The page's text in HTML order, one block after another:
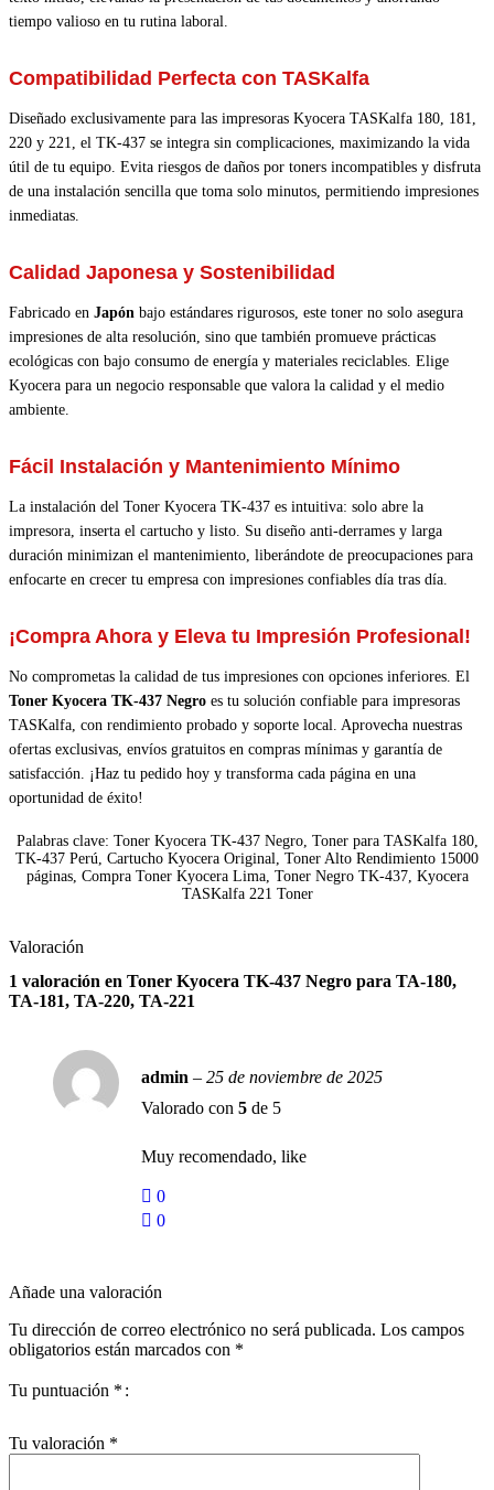
tiempo valioso en tu rutina laboral.
Compatibilidad Perfecta con TASKalfa
Diseñado exclusivamente para las impresoras Kyocera TASKalfa 180, 181,
220 y 221, el TK-437 se integra sin complicaciones, maximizando la vida
útil de tu equipo. Evita riesgos de daños por toners incompatibles y disfruta
de una instalación sencilla que toma solo minutos, permitiendo impresiones
inmediatas.
Calidad Japonesa y Sostenibilidad
Fabricado en Japón bajo estándares rigurosos, este toner no solo asegura
impresiones de alta resolución, sino que también promueve prácticas
ecológicas con bajo consumo de energía y materiales reciclables. Elige
Kyocera para un negocio responsable que valora la calidad y el medio
ambiente.
Fácil Instalación y Mantenimiento Mínimo
La instalación del Toner Kyocera TK-437 es intuitiva: solo abre la
impresora, inserta el cartucho y listo. Su diseño anti-derrames y larga
duración minimizan el mantenimiento, liberándote de preocupaciones para
enfocarte en crecer tu empresa con impresiones confiables día tras día.
¡Compra Ahora y Eleva tu Impresión Profesional!
No comprometas la calidad de tus impresiones con opciones inferiores. El
Toner Kyocera TK-437 Negro es tu solución confiable para impresoras
TASKalfa, con rendimiento probado y soporte local. Aprovecha nuestras
ofertas exclusivas, envíos gratuitos en compras mínimas y garantía de
satisfacción. ¡Haz tu pedido hoy y transforma cada página en una
oportunidad de éxito!
Palabras clave: Toner Kyocera TK-437 Negro, Toner para TASKalfa 180,
TK-437 Perú, Cartucho Kyocera Original, Toner Alto Rendimiento 15000
páginas, Compra Toner Kyocera Lima, Toner Negro TK-437, Kyocera
TASKalfa 221 Toner
Valoración
1 valoración en Toner Kyocera TK-437 Negro para TA-180,
TA-181, TA-220, TA-221
admin – 25 de noviembre de 2025
Valorado con 5 de 5
Muy recomendado, like
0
0
Añade una valoración
Tu dirección de correo electrónico no será publicada. Los campos
obligatorios están marcados con *
Tu puntuación *
Tu valoración *